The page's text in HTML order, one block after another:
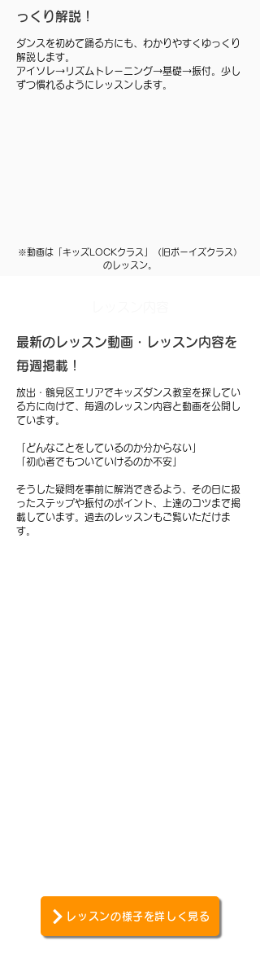
っくり解説！
ダンスを初めて踊る方にも、わかりやすくゆっくり
解説します。
アイソレ→リズムトレーニング→基礎→振付。少し
ずつ慣れるようにレッスンします。
※動画は「キッズLOCKクラス」（旧ボーイズクラス）
のレッスン。
最新のレッスン動画・レッスン内容を
毎週掲載！
放出・鶴見区エリアでキッズダンス教室を探してい
る方に向けて、毎週のレッスン内容と動画を公開し
ています。
「どんなことをしているのか分からない」
「初心者でもついていけるのか不安」
そうした疑問を事前に解消できるよう、その日に扱
ったステップや振付のポイント、上達のコツまで掲
載しています。過去のレッスンもご覧いただけま
す。
レッスンの様子を詳しく見る